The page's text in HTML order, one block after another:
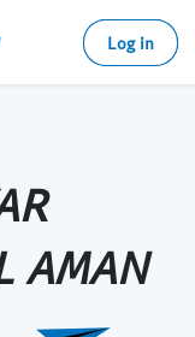
Log in
AMAN